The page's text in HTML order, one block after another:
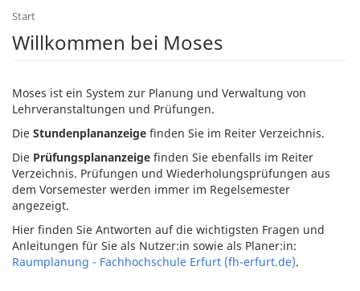
Start
Willkommen bei Moses
Moses ist ein System zur Planung und Verwaltung von
Lehrveranstaltungen und Prüfungen.
Die Stundenplananzeige finden Sie im Reiter Verzeichnis.
Die Prüfungsplananzeige finden Sie ebenfalls im Reiter
Verzeichnis. Prüfungen und Wiederholungsprüfungen aus
dem Vorsemester werden immer im Regelsemester
angezeigt.
Hier finden Sie Antworten auf die wichtigsten Fragen und
Anleitungen für Sie als Nutzer:in sowie als Planer:in:
Raumplanung - Fachhochschule Erfurt (fh-erfurt.de).